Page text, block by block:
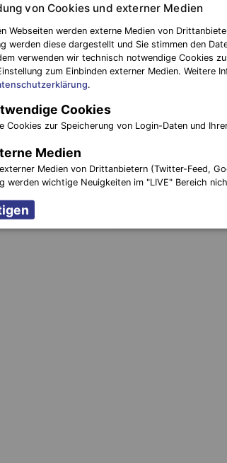
2018
Auto brennt
von Cookies und externer Medien
Webseiten werden externe Medien von
werden diese dargestellt und Sie stimmen den
verwenden wir technisch notwendige Cookies
zum Einbinden externer Medien. Weitere
.
Cookies
Cookies zur Speicherung von Login-Daten und
Medien
Medien von Drittanbietern (Twitter-Feed,
werden wichtige Neuigkeiten im "LIVE" Bereich